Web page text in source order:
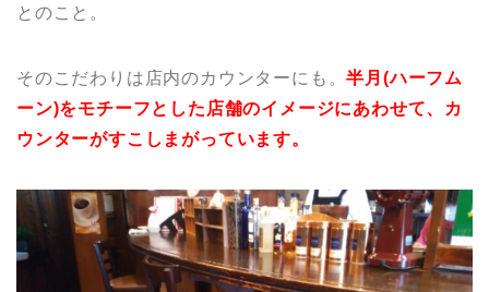
とのこと。
そのこだわりは店内のカウンターにも。半月(ハーフム
ーン)をモチーフとした店舗のイメージにあわせて、カ
ウンターがすこしまがっています。